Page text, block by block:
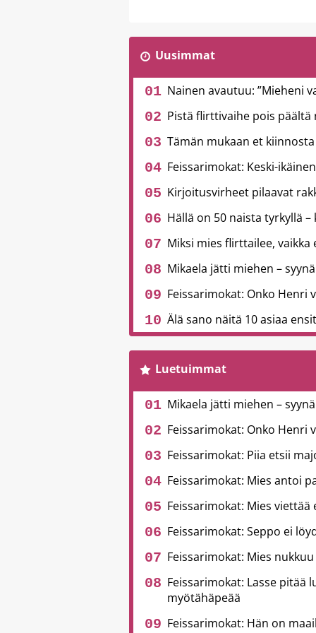
Uusimmat
Nainen avautuu: ”Mieheni
Pistä flirttivaihe pois päältä
Tämän mukaan et
Feissarimokat: Keski-
Kirjoitusvirheet pilaavat
Hällä on 50 naista tyrkyllä –
Miksi mies flirttailee,
Mikaela jätti miehen –
Feissarimokat: Onko Henri
Älä sano näitä 10 asiaa
Luetuimmat
Mikaela jätti miehen –
Feissarimokat: Onko Henri
Feissarimokat: Piia etsii
Feissarimokat: Mies antoi
Feissarimokat: Mies
Feissarimokat: Seppo ei
Feissarimokat: Mies
Feissarimokat: Lasse pitää
myötähäpeää
Feissarimokat: Hän on